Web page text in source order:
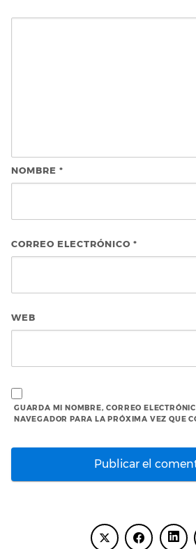
NOMBRE *
CORREO ELECTRÓNICO *
WEB
GUARDA MI NOMBRE, CORREO
NAVEGADOR PARA LA PRÓXIMA VEZ QUE